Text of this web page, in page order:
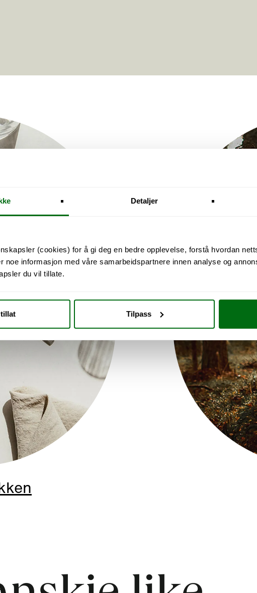
Detaljer
(cookies) for å gi deg en bedre opplevelse, forstå hvordan
noe informasjon med våre samarbeidspartnere innen analyse og
du vil tillate.
Tilpass